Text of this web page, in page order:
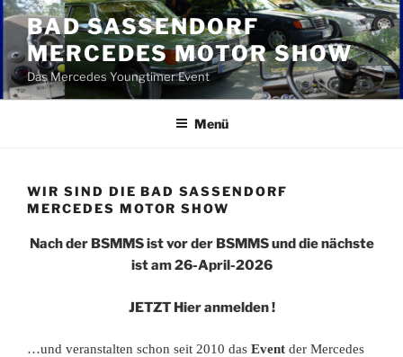
Zum
Inhalt
springen
BAD SASSENDORF
MERCEDES MOTOR SHOW
Das Mercedes Youngtimer Event
Menü
WIR SIND DIE BAD SASSENDORF
MERCEDES MOTOR SHOW
Nach der BSMMS ist vor der BSMMS und die nächste
ist am 26-April-2026
JETZT Hier anmelden !
…und veranstalten schon seit 2010 das Event der Mercedes